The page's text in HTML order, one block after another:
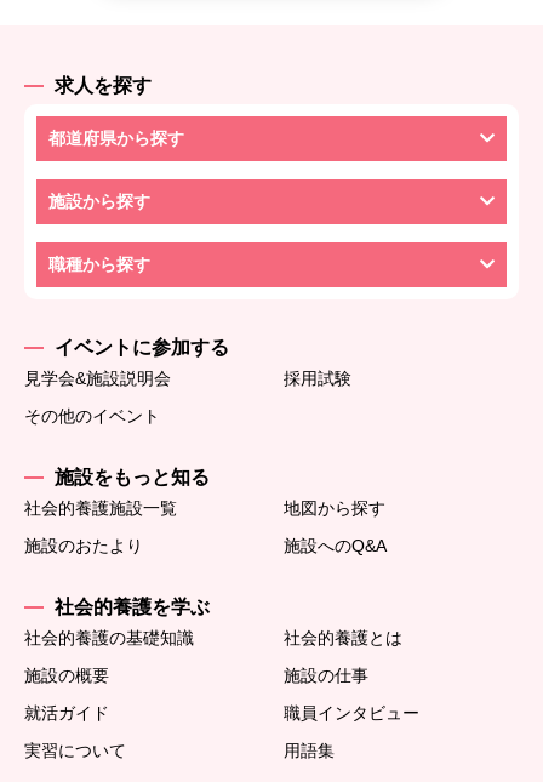
求人を探す
都道府県から探す
施設から探す
職種から探す
イベントに参加する
見学会&施設説明会
採用試験
その他のイベント
施設をもっと知る
社会的養護施設一覧
地図から探す
施設のおたより
施設へのQ&A
社会的養護を学ぶ
社会的養護の基礎知識
社会的養護とは
施設の概要
施設の仕事
就活ガイド
職員インタビュー
実習について
用語集